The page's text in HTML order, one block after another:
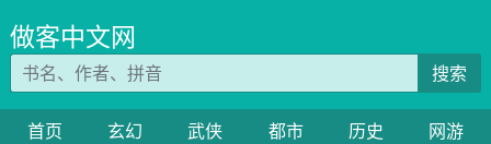
做客中文网
搜索
首页 玄幻 武侠 都市 历史
网游